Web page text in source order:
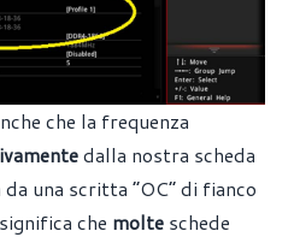
che la frequenza
dalla nostra scheda
una scritta “OC” di fianco
che molte schede